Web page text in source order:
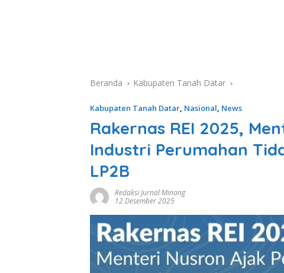
Beranda Kabupaten Tanah Datar
Kabupaten Tanah Datar, Nasional, News
Rakernas REI 2025,
Industri Perumahan
LP2B
Redaksi Jurnal Minang
12 Desember 2025